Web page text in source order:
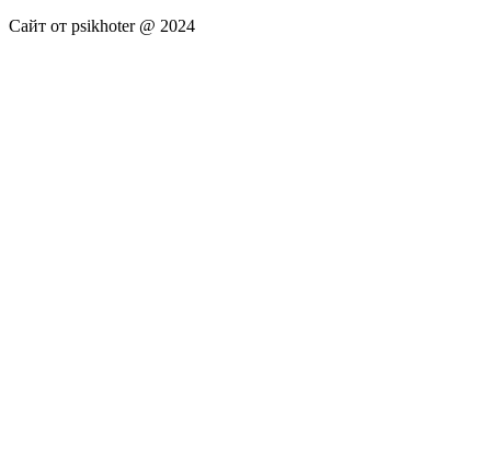
Сайт от psikhoter @ 2024